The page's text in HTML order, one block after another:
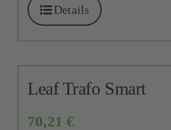
Details
Leaf Trafo Smart
70,21€